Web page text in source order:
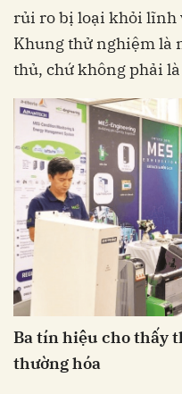
rủi ro bị loại khỏi lĩnh
Khung thử nghiệm là
thủ, chứ không phải
Ba tín hiệu cho thấy
thường hóa